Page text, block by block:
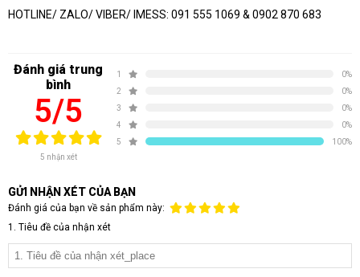
HOTLINE/ ZALO/ VIBER/ IMESS: 091 555 1069 & 0902 870 683
Đánh giá trung
bình
5/5
5 nhận xét
1
0%
2
0%
3
0%
4
0%
5
100%
GỬI NHẬN XÉT CỦA BẠN
Đánh giá của bạn về sản phẩm này:
1. Tiêu đề của nhận xét